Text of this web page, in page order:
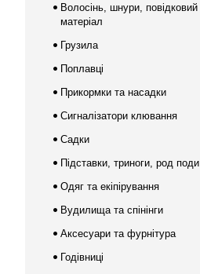
Волосінь, шнури, повідковий
матеріал
Грузила
Поплавці
Прикормки та насадки
Сигналізатори клювання
Садки
Підставки, триноги, род поди
Одяг та екіпірування
Вудилища та спінінги
Аксесуари та фурнітура
Годівниці